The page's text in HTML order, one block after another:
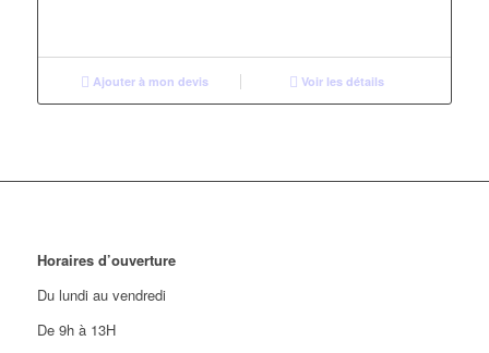
Ajouter à mon devis Voir les détails
Horaires d’ouverture
Du lundi au vendredi
De 9h à 13H